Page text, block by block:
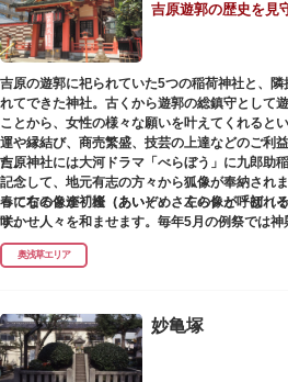
吉原遊郭の歴史を見
吉原の遊郭に祀られていた5つの稲荷神社と、隣
れてできた神社。古くから遊郭の総鎮守として
ことから、女性の様々な願いを叶えてくれると
運や縁結び、商売繁盛、技芸の上達などのご利
た。
春になると逢初桜（あいぞめさくら）と呼ばれ
咲かせ人々を和ませます。毎年5月の例祭では
い掛け声とともに各町は活気にあふれます。
吉原弁財天は浅草名所七福神の一社・弁財天に
吉原神社には大河ドラマ「べらぼう」に九郎助
記念して、地元有志の方々から狐像が奉納され
って右の像が「逢（あい）」、左の像が「初（
す。
奥浅草エリア
妙亀塚